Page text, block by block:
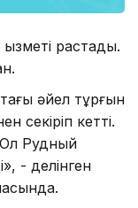
растады.
әйел тұрғын
секіріп кетті.
Ол Рудный
- делінген